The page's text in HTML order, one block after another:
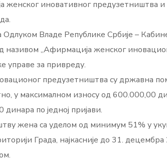
женског иновативног предузетништва
Владе Републике Србије –
називом „Афирмација женског
управе за привреду.
предузетништва су државна
у максималном износу од 600.000,00
по једној пријави.
жена са уделом од минимум 51% у
Града, најкасније до 31.